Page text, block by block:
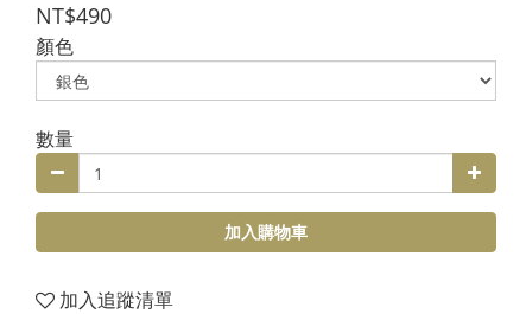
NT$490
顏色
數量
加入購物車
加入追蹤清單